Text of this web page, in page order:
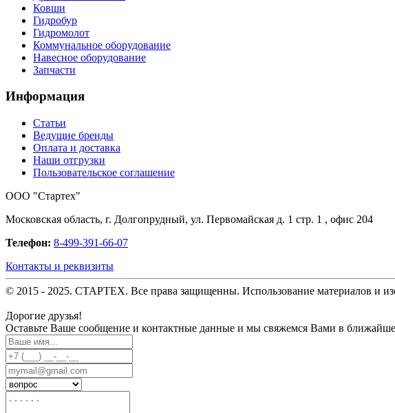
Ковши
Гидробур
Гидромолот
Коммунальное оборудование
Навесное оборудование
Запчасти
Информация
Статьи
Ведущие бренды
Оплата и доставка
Наши отгрузки
Пользовательское соглашение
OOO "Стартех"
Московская область, г. Долгопрудный, ул. Первомайская д. 1 стр. 1 , офис 204
Телефон: 8-499-391-66-07
Контакты и реквизиты
© 2015 - 2025. СТАРТЕХ. Все права защищенны. Использование материалов и
Дорогие друзья!
Оставьте Ваше сообщение и контактные данные и мы свяжемся Вами в